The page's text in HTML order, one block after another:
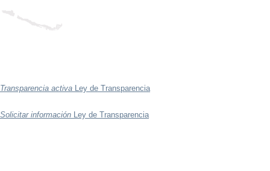
Transparencia activa Ley de Transparencia
Solicitar información Ley de Transparencia